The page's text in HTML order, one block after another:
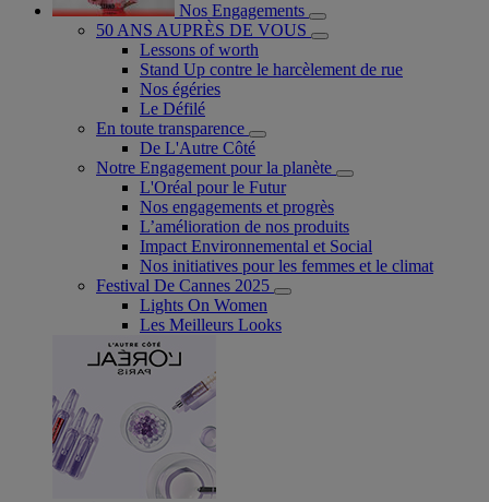
Nos Engagements
50 ANS AUPRÈS DE VOUS
Lessons of worth
Stand Up contre le harcèlement de rue
Nos égéries
Le Défilé
En toute transparence
De L'Autre Côté
Notre Engagement pour la planète
L'Oréal pour le Futur
Nos engagements et progrès
L’amélioration de nos produits
Impact Environnemental et Social
Nos initiatives pour les femmes et le climat
Festival De Cannes 2025
Lights On Women
Les Meilleurs Looks